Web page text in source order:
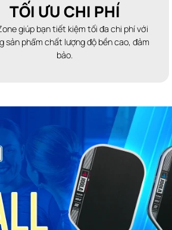
TỐI ƯU CHI PHÍ
giúp bạn tiết kiệm tối đa chi phí với
sản phẩm chất lượng độ bền cao, đảm
bảo.